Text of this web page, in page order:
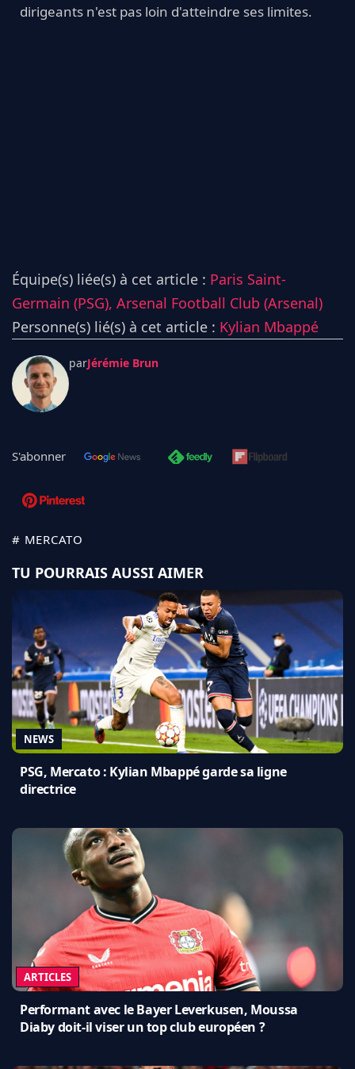
dirigeants n'est pas loin d'atteindre ses limites.
Équipe(s) liée(s) à cet article : Paris Saint-
Germain (PSG), Arsenal Football Club (Arsenal)
Personne(s) lié(s) à cet article : Kylian Mbappé
parJérémie Brun
S'abonner
# MERCATO
TU POURRAIS AUSSI AIMER
NEWS
PSG, Mercato : Kylian Mbappé garde sa ligne
directrice
ARTICLES
Performant avec le Bayer Leverkusen, Moussa
Diaby doit-il viser un top club européen ?